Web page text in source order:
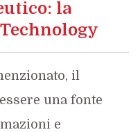
la
il
una fonte
e